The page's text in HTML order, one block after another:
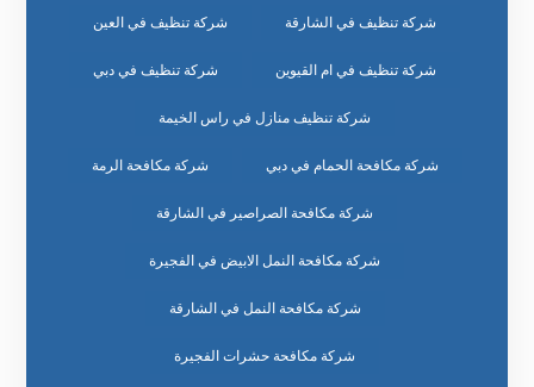
شركة تنظيف في الشارقة شركة تنظيف في العين
شركة تنظيف في ام القيوين شركة تنظيف في دبي
شركة تنظيف منازل في راس الخيمة
شركة مكافحة الحمام في دبي شركة مكافحة الرمة
شركة مكافحة الصراصير في الشارقة
شركة مكافحة النمل الابيض في الفجيرة
شركة مكافحة النمل في الشارقة
شركة مكافحة حشرات الفجيرة